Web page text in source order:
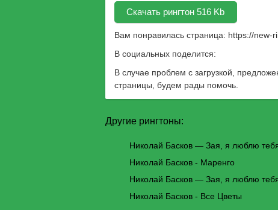
Скачать рингтон 516 Kb
Вам понравилась страница: https://new-
В социальных поделится:
В случае проблем с загрузкой,
страницы, будем рады помочь.
Другие рингтоны:
Николай Басков — Зая, я люблю
Николай Басков - Маренго
Николай Басков — Зая, я люблю
Николай Басков - Все Цветы